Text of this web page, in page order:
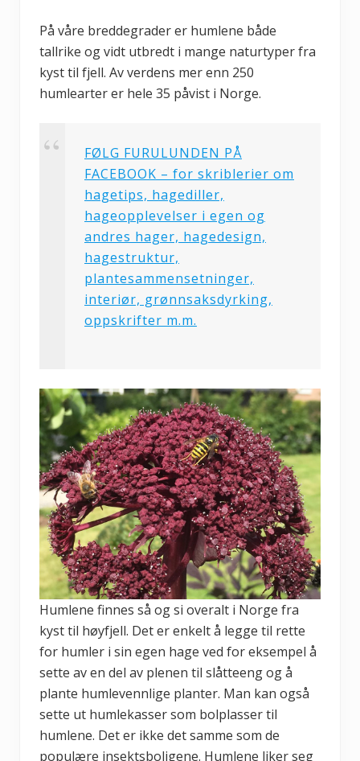
På våre breddegrader er humlene både
tallrike og vidt utbredt i mange naturtyper fra
kyst til fjell. Av verdens mer enn 250
humlearter er hele 35 påvist i Norge.
FØLG FURULUNDEN PÅ
FACEBOOK – for skriblerier om
hagetips, hagediller,
hageopplevelser i egen og
andres hager, hagedesign,
hagestruktur,
plantesammensetninger,
interiør, grønnsaksdyrking,
oppskrifter m.m.
Humlene finnes så og si overalt i Norge fra
kyst til høyfjell. Det er enkelt å legge til rette
for humler i sin egen hage ved for eksempel å
sette av en del av plenen til slåtteeng og å
plante humlevennlige planter. Man kan også
sette ut humlekasser som bolplasser til
humlene. Det er ikke det samme som de
populære insektsboligene. Humlene liker seg